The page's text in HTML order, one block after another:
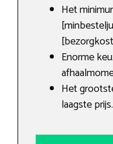
Het
Enorme
Het
laagste prijs.